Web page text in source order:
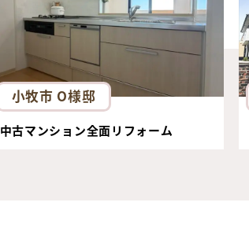
小牧市 O様邸
中古マンション全面リフォーム